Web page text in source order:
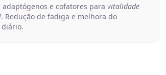
adaptógenos e cofatores paravitalidade
. Redução de fadiga e melhora do